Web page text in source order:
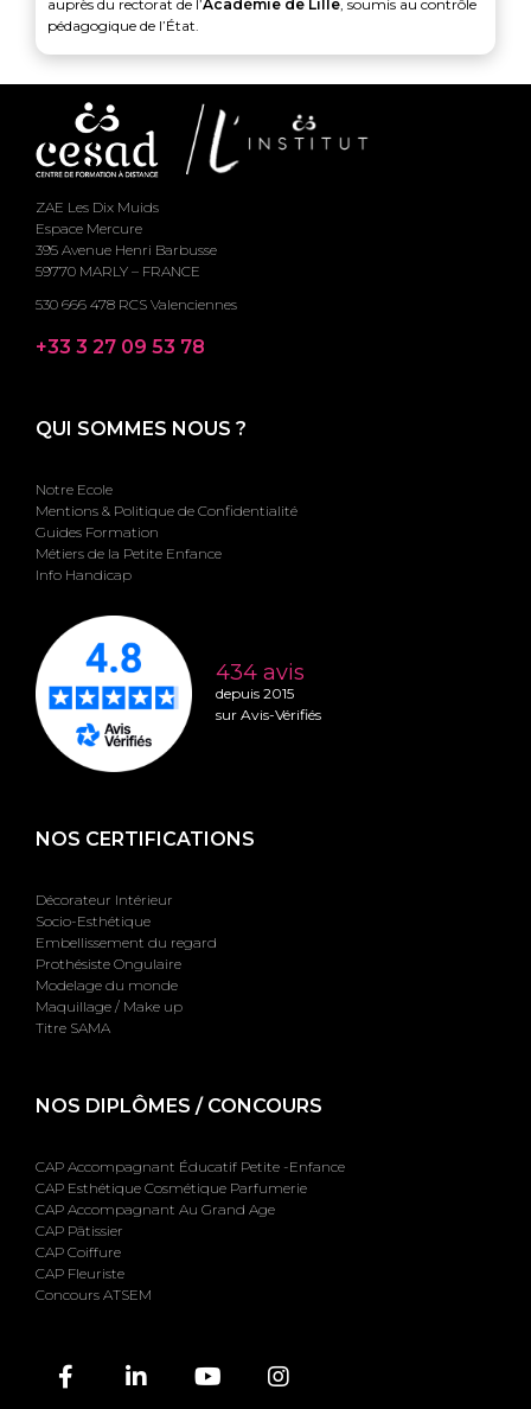
auprès du rectorat de l’Académie de Lille, soumis au contrôle
pédagogique de l’État.
ZAE Les Dix Muids
Espace Mercure
395 Avenue Henri Barbusse
59770 MARLY – FRANCE
530 666 478 RCS Valenciennes
+33 3 27 09 53 78
QUI SOMMES NOUS ?
Notre Ecole
Mentions & Politique de Confidentialité
Guides Formation
Métiers de la Petite Enfance
Info Handicap
434 avis
depuis 2015
sur Avis-Vérifiés
NOS CERTIFICATIONS
Décorateur Intérieur
Socio-Esthétique
Embellissement du regard
Prothésiste Ongulaire
Modelage du monde
Maquillage / Make up
Titre SAMA
NOS DIPLÔMES / CONCOURS
CAP Accompagnant Éducatif Petite -Enfance
CAP Esthétique Cosmétique Parfumerie
CAP Accompagnant Au Grand Age
CAP Pâtissier
CAP Coiffure
CAP Fleuriste
Concours ATSEM